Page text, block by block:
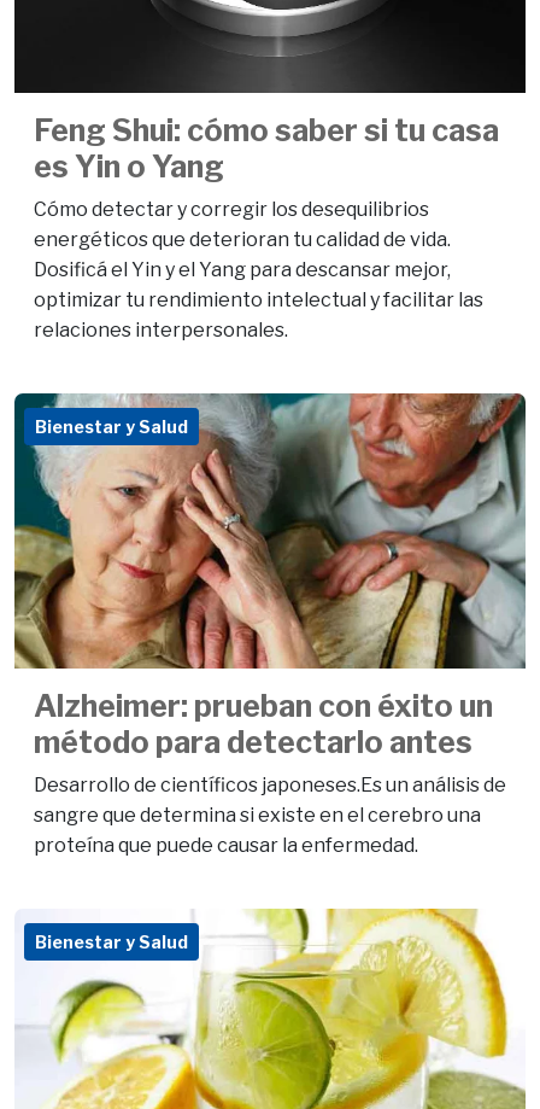
Feng Shui: cómo saber si tu casa
es Yin o Yang
Cómo detectar y corregir los desequilibrios
energéticos que deterioran tu calidad de vida.
Dosificá el Yin y el Yang para descansar mejor,
optimizar tu rendimiento intelectual y facilitar las
relaciones interpersonales.
Bienestar y Salud
Alzheimer: prueban con éxito un
método para detectarlo antes
Desarrollo de científicos japoneses.Es un análisis de
sangre que determina si existe en el cerebro una
proteína que puede causar la enfermedad.
Bienestar y Salud